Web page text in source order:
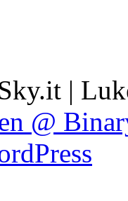
|
@